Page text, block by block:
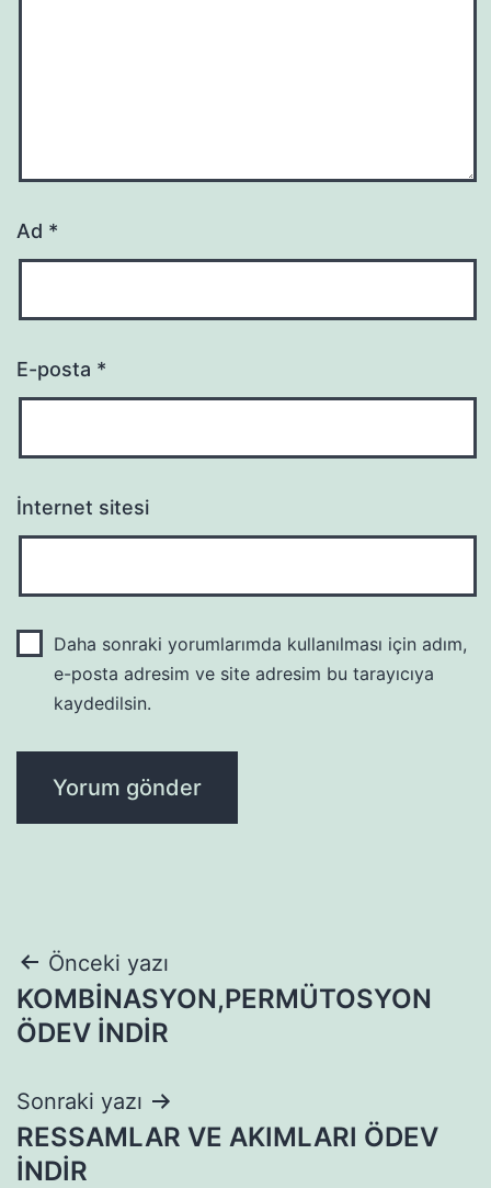
Ad *
E-posta *
İnternet sitesi
Daha sonraki yorumlarımda kullanılması için adım,
e-posta adresim ve site adresim bu tarayıcıya
kaydedilsin.
Yazı
gezinmesi
Önceki yazı
KOMBİNASYON,PERMÜTOSYON
ÖDEV İNDİR
Sonraki yazı
RESSAMLAR VE AKIMLARI ÖDEV
İNDİR